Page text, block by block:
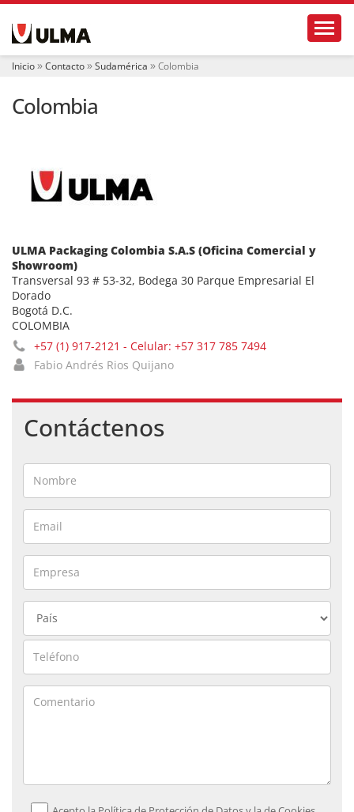
e Inicio Contacto Sudamérica Colombia
Colombia
ULMA Packaging Colombia S.A.S (Oficina Comercial y
Showroom)
Transversal 93 # 53-32, Bodega 30 Parque Empresarial El
Dorado
Bogotá D.C.
COLOMBIA
+57 (1) 917-2121 - Celular: +57 317 785 7494
Fabio Andrés Rios Quijano
Contáctenos